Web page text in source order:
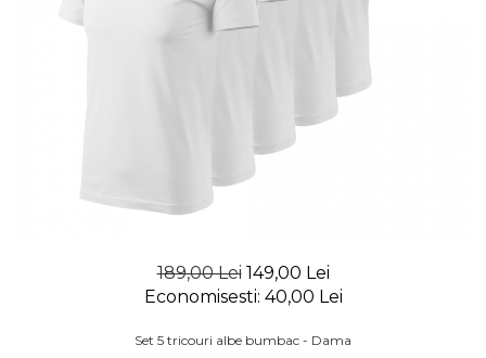
189,00 Lei 149,00 Lei
Economisesti: 40,00 Lei
Set 5 tricouri albe bumbac - Dama